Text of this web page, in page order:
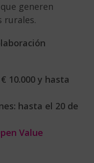
generen
rurales.
10.000 y hasta
hasta el 20 de
Value